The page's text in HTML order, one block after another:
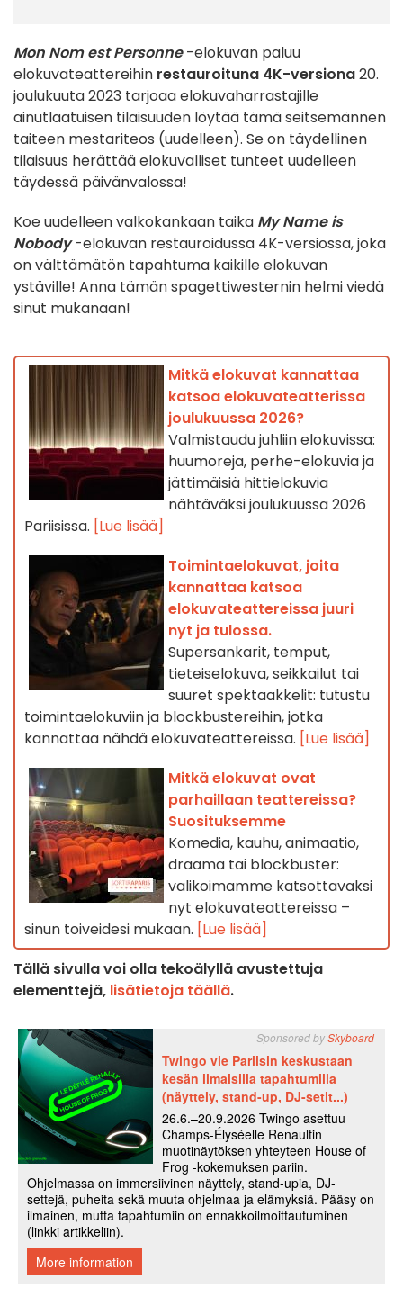
Mon Nom est Personne-elokuvan paluu
elokuvateattereihin restauroituna 4K-versiona20.
joulukuuta 2023 tarjoaa elokuvaharrastajille
ainutlaatuisen tilaisuuden löytää tämä seitsemännen
taiteen mestariteos (uudelleen). Se on täydellinen
tilaisuus herättää elokuvalliset tunteet uudelleen
täydessä päivänvalossa!
Koe uudelleen valkokankaan taika My Name is
Nobody-elokuvan restauroidussa 4K-versiossa, joka
on välttämätön tapahtuma kaikille elokuvan
ystäville! Anna tämän spagettiwesternin helmi viedä
sinut mukanaan!
Mitkä elokuvat kannattaa
katsoa elokuvateatterissa
joulukuussa 2026?
Valmistaudu juhliin elokuvissa:
huumoreja, perhe-elokuvia ja
jättimäisiä hittielokuvia
nähtäväksi joulukuussa 2026
Pariisissa. [Lue lisää]
Toimintaelokuvat, joita
kannattaa katsoa
elokuvateattereissa juuri
nyt ja tulossa.
Supersankarit, temput,
tieteiselokuva, seikkailut tai
suuret spektaakkelit: tutustu
toimintaelokuviin ja blockbustereihin, jotka
kannattaa nähdä elokuvateattereissa. [Lue lisää]
Mitkä elokuvat ovat
parhaillaan teattereissa?
Suosituksemme
Komedia, kauhu, animaatio,
draama tai blockbuster:
valikoimamme katsottavaksi
nyt elokuvateattereissa –
sinun toiveidesi mukaan. [Lue lisää]
Tällä sivulla voi olla tekoälyllä avustettuja
elementtejä, lisätietoja täällä.